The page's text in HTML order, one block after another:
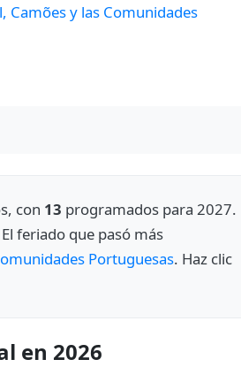
Camões y las Comunidades
con 13 programados para 2027.
feriado que pasó más
Portuguesas. Haz clic
en 2026